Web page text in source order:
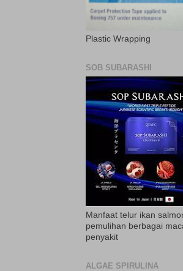
Plastic Wrapping
SOB SUBARASHI
Manfaat telur ikan
pemulihan berbagai
penyakit
ALGAE SPIRULINA